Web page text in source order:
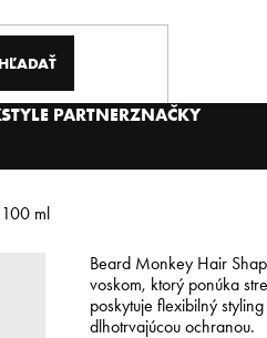
HĽADAŤ
PARTNERZNAČKY
ml
Beard Monkey Hair
voskom, ktorý ponúka
poskytuje flexibilný
dlhotrvajúcou ochranou.